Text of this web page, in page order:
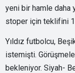
yeni bir hamle daha
stoper için teklifini
Yıldız futbolcu,
istemişti.
bekleniyor. Siyah-